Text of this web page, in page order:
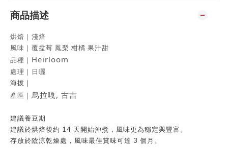
商品描述
烘焙｜淺焙
風味｜覆盆莓 鳳梨 柑橘 果汁甜
品種｜ Heirloom
處理｜日曬
海拔 ｜
產區｜ 烏拉嘎, 古吉
建議養豆期
建議於烘焙後約 14 天開始沖煮，風味更為穩定與豐富。
存放於陰涼乾燥處，風味最佳賞味可達 3 個月。